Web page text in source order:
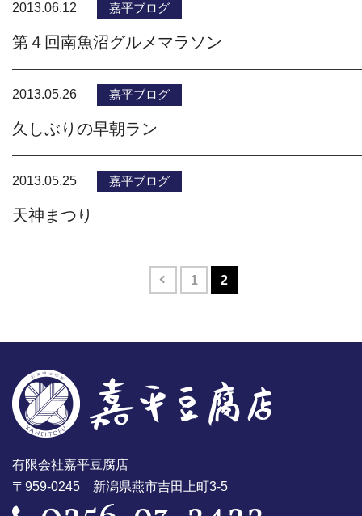
2013.06.12 嘉平ブログ
第４回南魚沼グルメマラソン
2013.05.26 嘉平ブログ
久しぶりの早朝ラン
2013.05.25 嘉平ブログ
天神まつり
1 2
有限会社嘉平豆腐店
〒959-0245 新潟県燕市吉田上町3-5